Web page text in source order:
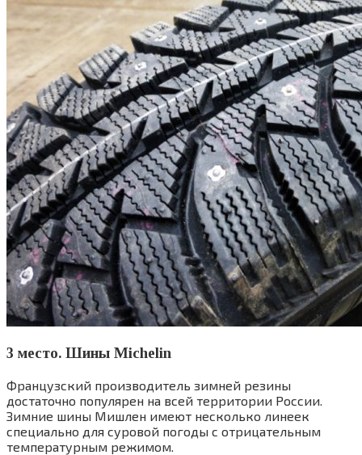
3 место. Шины Michelin
Французский производитель зимней резины
достаточно популярен на всей территории России.
Зимние шины Мишлен имеют несколько линеек
специально для суровой погоды с отрицательным
температурным режимом.